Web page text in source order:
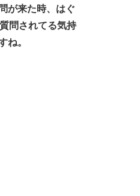
が来た時、はぐ
問されてる気持
。